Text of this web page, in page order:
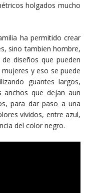
holgados mucho
ha permitido crear
sino tambien hombre,
diseños que pueden
y eso se puede
guantes largos,
anchos que dejan aun
para dar paso a una
vividos, entre azul,
del color negro.